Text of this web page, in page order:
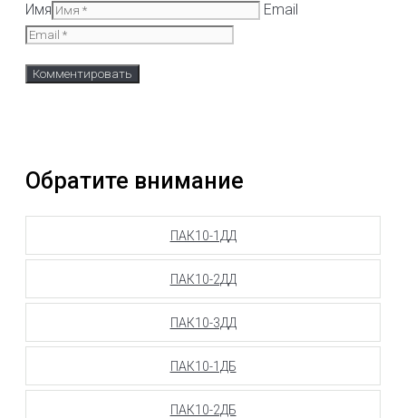
Имя Email
Обратите внимание
ПАК10-1ДД
ПАК10-2ДД
ПАК10-3ДД
ПАК10-1ДБ
ПАК10-2ДБ